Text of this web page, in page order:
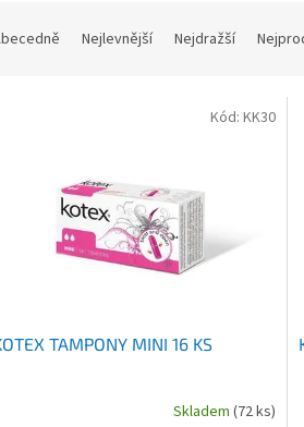
Nejlevnější Nejdražší
TAMPONY MINI 16 KS
Skladem (72 ks)
Kód: KK30